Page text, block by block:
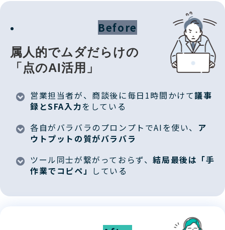
Before
属人的でムダだらけの
「点のAI活用」
営業担当者が、商談後に毎日1時間かけて議事
録とSFA入力をしている
各自がバラバラのプロンプトでAIを使い、 ア
ウトプットの質がバラバラ
ツール同士が繋がっておらず、結局最後は「手
作業でコピペ」 している